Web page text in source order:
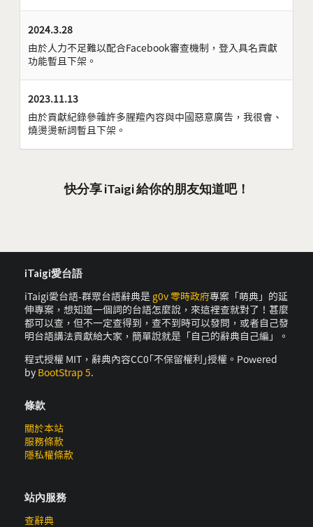
2024.3.28
由於人力不足難以配合Facebook審查機制，登入具名貢獻
功能暫且下架。
2023.11.13
由於貢獻紀錄參雜許多腥羶內容與中國惡意廣告，我很會、
燒燙燙新詞暫且下架。
快分享 iTaigi 給你的朋友知道吧！
iTaigi愛台語
iTaigi愛台語-群眾台語辭典是 g0v 零時政府專案「萌典」的延
伸專案，想知道一個詞的台語怎麼說，來這裡查就對了！甚麼
都可以查，但不一定查得到，查不到時可以發問，或者自己發
明台語講法貢獻給大家，簡單說就是「自己的辭典自己編」。
程式授權 MIT，辭典內容CC0｢不保留權利｣授權。Powered
by BootStrap 5.
條款
關於本站
服務條款
隱私權條款
站內服務
查辭典